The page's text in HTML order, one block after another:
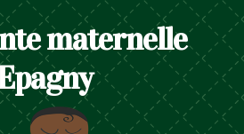
maternelle